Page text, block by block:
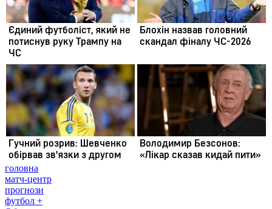
головна
матч-центр
прогнози
футбол +